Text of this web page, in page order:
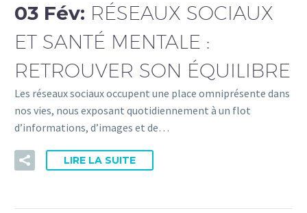
03 Fév: RÉSEAUX SOCIAUX
ET SANTÉ MENTALE :
RETROUVER SON ÉQUILIBRE
Les réseaux sociaux occupent une place omniprésente dans
nos vies, nous exposant quotidiennement à un flot
d’informations, d’images et de…
LIRE LA SUITE